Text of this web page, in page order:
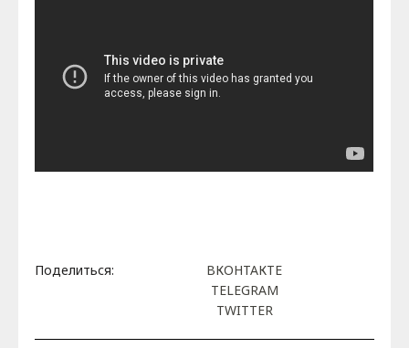
Поделиться:
ВКОНТАКТЕ
TELEGRAM
TWITTER